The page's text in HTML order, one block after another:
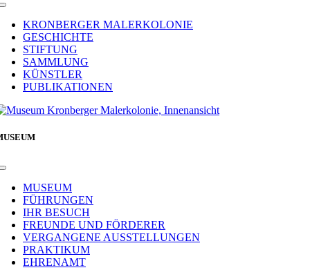
Toggle
NavigationKRONBERGER MALERKOLONIE
GESCHICHTE
STIFTUNG
SAMMLUNG
KÜNSTLER
PUBLIKATIONEN
Toggle
NavigationMUSEUM
FÜHRUNGEN
IHR BESUCH
FREUNDE UND FÖRDERER
VERGANGENE AUSSTELLUNGEN
PRAKTIKUM
EHRENAMT